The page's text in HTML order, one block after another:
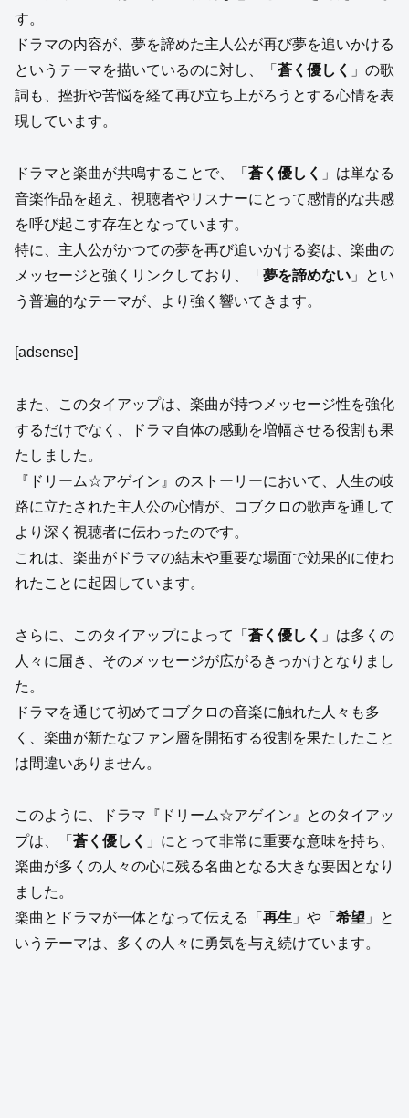
す。
ドラマの内容が、夢を諦めた主人公が再び夢を追いかける
というテーマを描いているのに対し、「 蒼く優しく 」の歌
詞も、挫折や苦悩を経て再び立ち上がろうとする心情を表
現しています。
ドラマと楽曲が共鳴することで、「 蒼く優しく 」は単なる
音楽作品を超え、視聴者やリスナーにとって感情的な共感
を呼び起こす存在となっています。
特に、主人公がかつての夢を再び追いかける姿は、楽曲の
メッセージと強くリンクしており、「 夢を諦めない 」とい
う普遍的なテーマが、より強く響いてきます。
[adsense]
また、このタイアップは、楽曲が持つメッセージ性を強化
するだけでなく、ドラマ自体の感動を増幅させる役割も果
たしました。
『ドリーム☆アゲイン』のストーリーにおいて、人生の岐
路に立たされた主人公の心情が、コブクロの歌声を通して
より深く視聴者に伝わったのです。
これは、楽曲がドラマの結末や重要な場面で効果的に使わ
れたことに起因しています。
さらに、このタイアップによって「 蒼く優しく 」は多くの
人々に届き、そのメッセージが広がるきっかけとなりまし
た。
ドラマを通じて初めてコブクロの音楽に触れた人々も多
く、楽曲が新たなファン層を開拓する役割を果たしたこと
は間違いありません。
このように、ドラマ『ドリーム☆アゲイン』とのタイアッ
プは、「 蒼く優しく 」にとって非常に重要な意味を持ち、
楽曲が多くの人々の心に残る名曲となる大きな要因となり
ました。
楽曲とドラマが一体となって伝える「 再生 」や「 希望 」と
いうテーマは、多くの人々に勇気を与え続けています。